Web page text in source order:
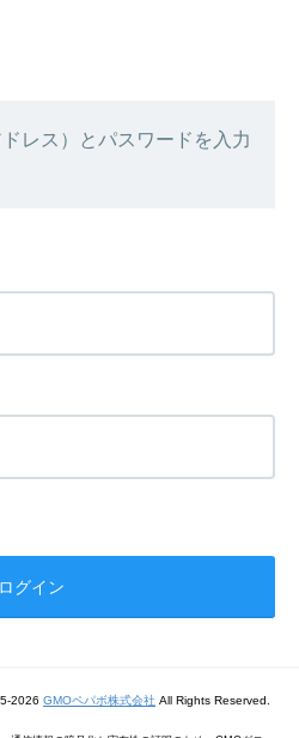
レス）とパスワードを入力
2026 GMOペパボ株式会社 All Rights Reserved.